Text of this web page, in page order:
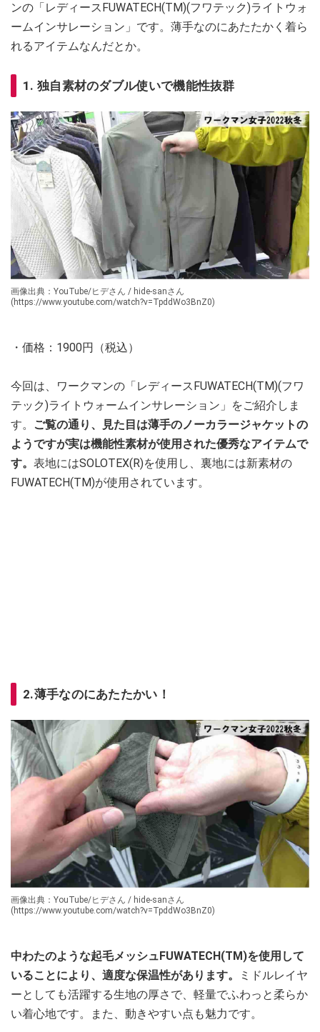
ンの「レディースFUWATECH(TM)(フワテック)ライトウォ
ームインサレーション」です。薄手なのにあたたかく着ら
れるアイテムなんだとか。
1. 独自素材のダブル使いで機能性抜群
画像出典：YouTube/ヒデさん / hide-sanさん
(https://www.youtube.com/watch?v=TpddWo3BnZ0)
・価格：1900円（税込）
今回は、ワークマンの「レディースFUWATECH(TM)(フワ
テック)ライトウォームインサレーション」をご紹介しま
す。
ご覧の通り、見た目は薄手のノーカラージャケットの
ようですが実は機能性素材が使用された優秀なアイテムで
す。 表地にはSOLOTEX(R)を使用し、裏地には新素材の
FUWATECH(TM)が使用されています。
2.薄手なのにあたたかい！
画像出典：YouTube/ヒデさん / hide-sanさん
(https://www.youtube.com/watch?v=TpddWo3BnZ0)
中わたのような起毛メッシュFUWATECH(TM)を使用して
いることにより、適度な保温性があります。
ミドルレイヤ
ーとしても活躍する生地の厚さで、軽量でふわっと柔らか
い着心地です。また、動きやすい点も魅力です。